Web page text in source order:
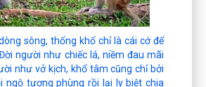
sông, thống khổ chỉ là cái cớ để
người như chiếc lá, niềm đau mãi
như vở kịch, khổ tâm cũng chỉ bởi
ngộ tương phùng rồi lại ly biệt chia